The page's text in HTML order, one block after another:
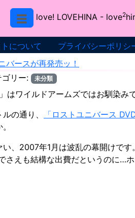
love! LOVEHINA - love2
について
プライバシーポリシ
バースが再発売ッ！
リー: 未分類
はワイルドアームズではお馴染み
の通り、
「ロストユニバース
い、2007年1月は波乱の幕開けで
さえも結構な出費だというのに…